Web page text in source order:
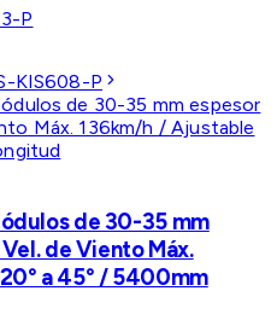
P
KIS608-P
de 30-35 mm
de Viento Máx.
a 45° / 5400mm